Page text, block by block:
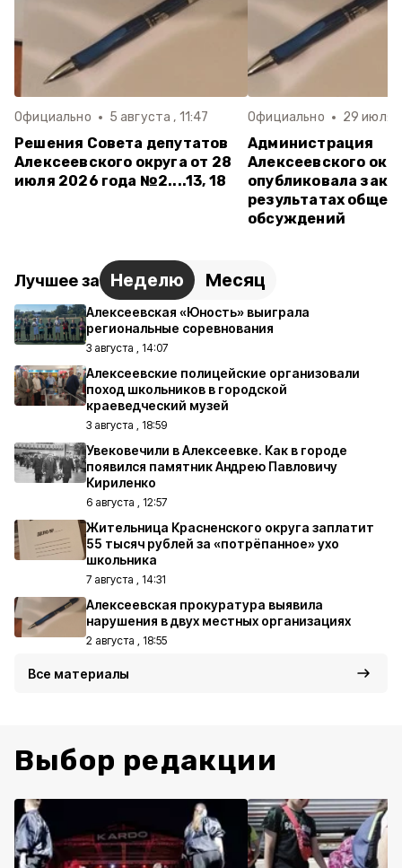
Официально 5 августа , 11:47
Решения Совета депутатов
Алексеевского округа от 28
июля 2026 года №2....13, 18
Официально 29 июля ,
Администрация
Алексеевского
опубликовала
результатах
обсуждений
Лучшее за Неделю Месяц
Алексеевская «Юность» выиграла
региональные соревнования
3 августа , 14:07
Алексеевские полицейские организовали
поход школьников в городской
краеведческий музей
3 августа , 18:59
Увековечили в Алексеевке. Как в городе
появился памятник Андрею Павловичу
Кириленко
6 августа , 12:57
Жительница Красненского округа заплатит
55 тысяч рублей за «потрёпанное» ухо
школьника
7 августа , 14:31
Алексеевская прокуратура выявила
нарушения в двух местных организациях
2 августа , 18:55
Все материалы
Выбор редакции